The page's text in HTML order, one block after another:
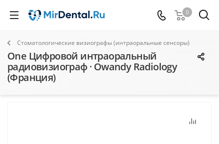
0
Стоматологические визиографы (интраоральные сенсоры)
One Цифровой интраоральный
радиовизиограф · Owandy Radiology
(Франция)